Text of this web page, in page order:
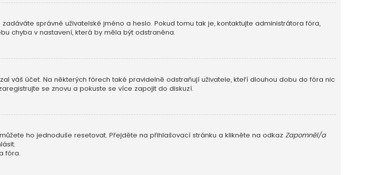
správné uživatelské jméno a heslo. Pokud tomu tak je, kontaktujte administrátora fóra,
chyba v nastavení, která by měla být odstraněna.
váš účet. Na některých fórech také pravidelně odstraňují uživatele, kteří dlouhou dobu do fóra nic
se znovu a pokuste se více zapojit do diskuzí.
ho jednoduše resetovat. Přejděte na přihlašovací stránku a klikněte na odkaz Zapomněl/a
fóra.